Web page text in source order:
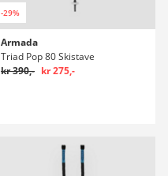
-29%
Armada
Triad Pop 80 Skistave
kr 390,- kr 275,-